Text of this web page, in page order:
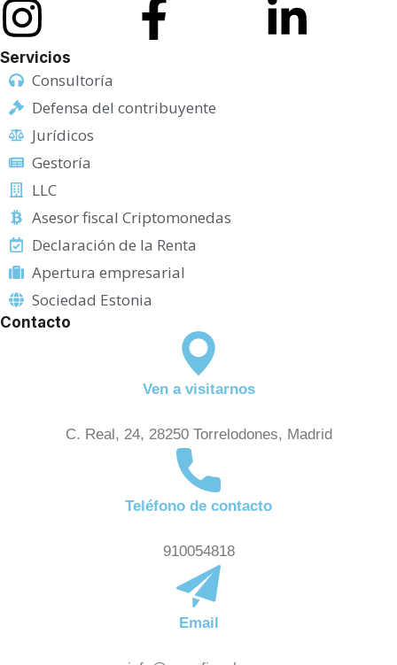
Servicios
Consultoría
Defensa del contribuyente
Jurídicos
Gestoría
LLC
Asesor fiscal Criptomonedas
Declaración de la Renta
Apertura empresarial
Sociedad Estonia
Contacto
Ven a visitarnos
C. Real, 24, 28250 Torrelodones, Madrid
Teléfono de contacto
910054818
Email